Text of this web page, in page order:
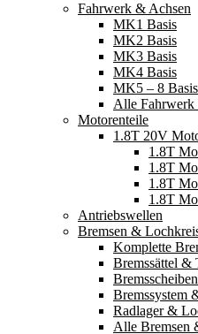
Fahrwerk & Achsen
MK1 Basis
MK2 Basis
MK3 Basis
MK4 Basis
MK5 – 8 Basis
Alle Fahrwerk
Motorenteile
1.8T 20V
1.8T
1.8T
1.8T
1.8T
Antriebswellen
Bremsen &
Komplette
Bremssättel &
Bremssystem
Radlager &
Alle Bremsen